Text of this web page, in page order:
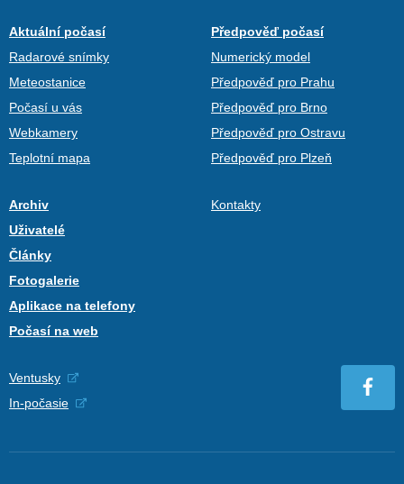
Aktuální počasí
Radarové snímky
Meteostanice
Počasí u vás
Webkamery
Teplotní mapa
Předpověď počasí
Numerický model
Předpověď pro Prahu
Předpověď pro Brno
Předpověď pro Ostravu
Předpověď pro Plzeň
Archiv
Uživatelé
Články
Fotogalerie
Aplikace na telefony
Počasí na web
Kontakty
Ventusky
In-počasie